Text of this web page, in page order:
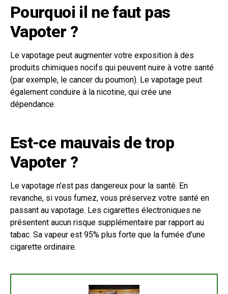
Pourquoi il ne faut pas
Vapoter ?
Le vapotage peut augmenter votre exposition à des
produits chimiques nocifs qui peuvent nuire à votre santé
(par exemple, le cancer du poumon). Le vapotage peut
également conduire à la nicotine, qui crée une
dépendance.
Est-ce mauvais de trop
Vapoter ?
Le vapotage n’est pas dangereux pour la santé. En
revanche, si vous fumez, vous préservez votre santé en
passant au vapotage. Les cigarettes électroniques ne
présentent aucun risque supplémentaire par rapport au
tabac. Sa vapeur est 95% plus forte que la fumée d’une
cigarette ordinaire.